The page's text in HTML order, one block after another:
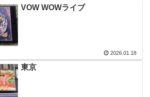
VOW WOWライブ
2026.01.18
東京